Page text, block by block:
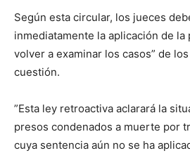
Según esta circular, los jueces
inmediatamente la aplicación de
volver a examinar los casos” de
cuestión.
”Esta ley retroactiva aclarará la
presos condenados a muerte por
cuya sentencia aún no se ha